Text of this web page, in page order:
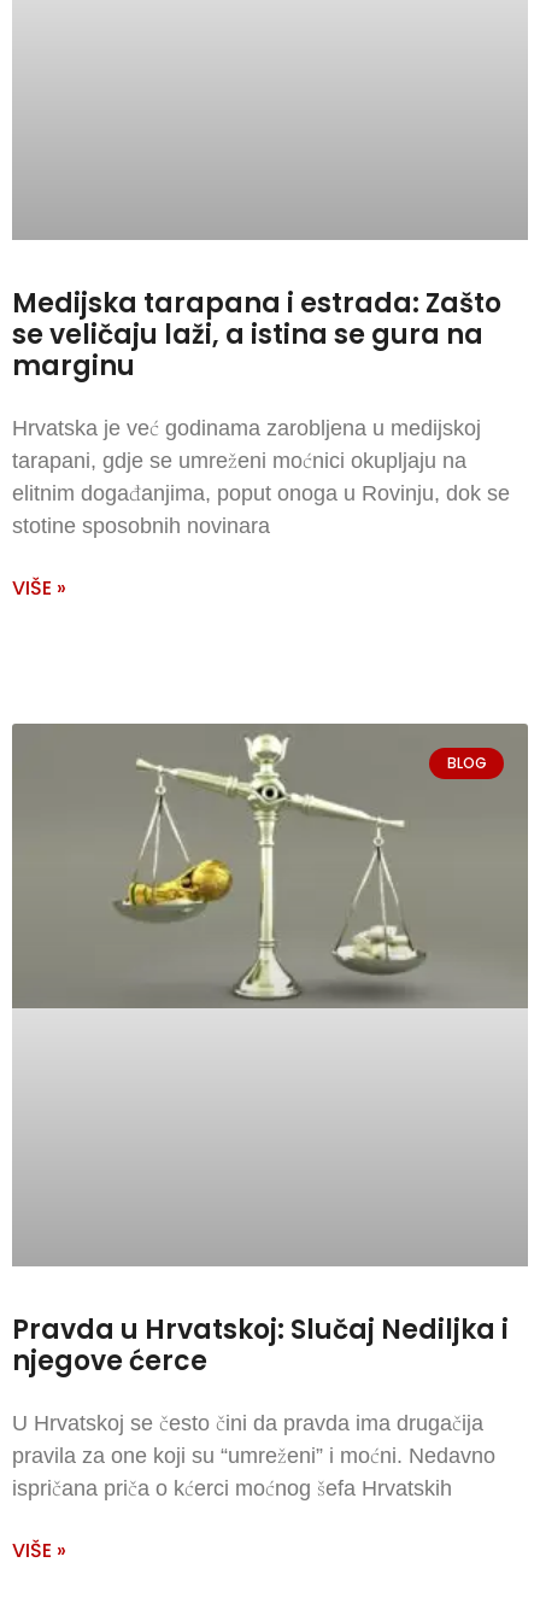
Medijska tarapana i estrada: Zašto
se veličaju laži, a istina se gura na
marginu
Hrvatska je već godinama zarobljena u medijskoj
tarapani, gdje se umreženi moćnici okupljaju na
elitnim događanjima, poput onoga u Rovinju, dok se
stotine sposobnih novinara
VIŠE »
BLOG
Pravda u Hrvatskoj: Slučaj Nediljka i
njegove ćerce
U Hrvatskoj se često čini da pravda ima drugačija
pravila za one koji su “umreženi” i moćni. Nedavno
ispričana priča o kćerci moćnog šefa Hrvatskih
VIŠE »